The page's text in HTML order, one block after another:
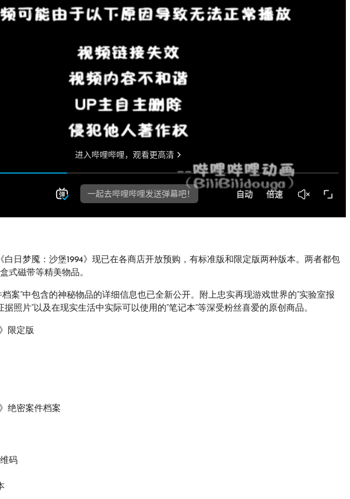
白日梦魇：沙堡1994》现已在各商店开放预购，有标准版和限定版两种版本。两者都包
式磁带等精美物品。
案”中包含的神秘物品的详细信息也已全新公开。附上忠实再现游戏世界的“实验室报
据照片”以及在现实生活中实际可以使用的“笔记本”等深受粉丝喜爱的原创商品。
限定版
绝密案件档案
码